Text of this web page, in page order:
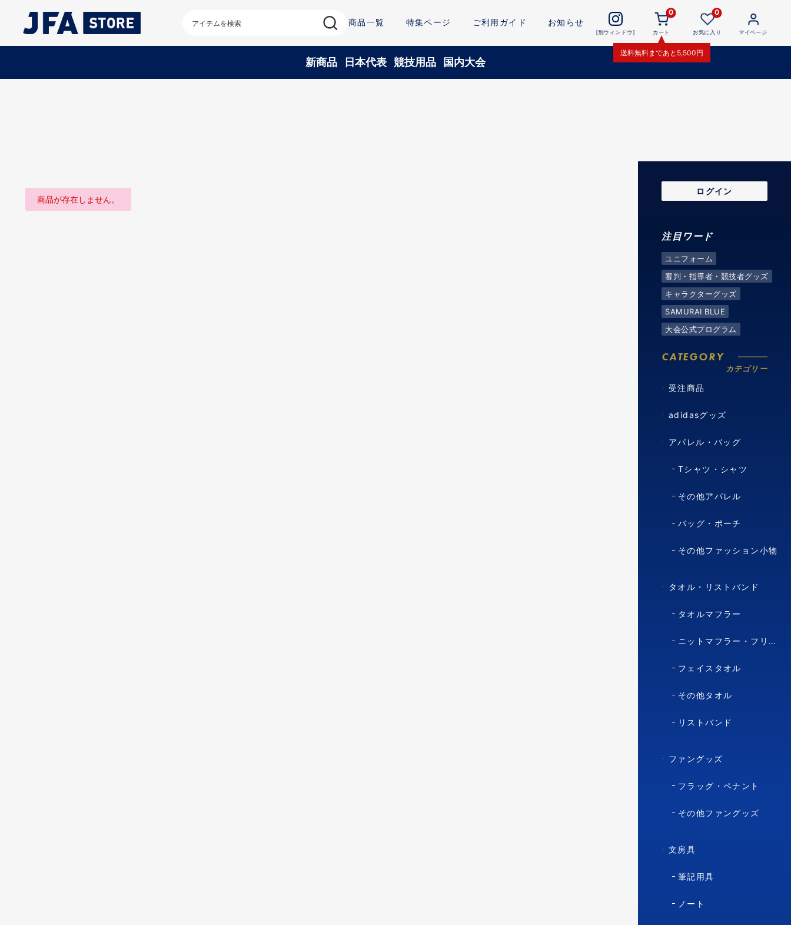
商品一覧 特集ページ ご利用ガイド お知らせ
[別ウィンドウ]
0
カート
送料無料まであと 5,500円
0
お気に入り マイページ
新商品 日本代表 競技用品 国内大会
商品が存在しません。
ログイン
注目ワード
ユニフォーム
審判・指導者・競技者グッズ
キャラクターグッズ
SAMURAI BLUE
大会公式プログラム
CATEGORY
カテゴリー
受注商品
adidasグッズ
アパレル・バッグ
Tシャツ・シャツ
その他アパレル
バッグ・ポーチ
その他ファッション小物
タオル・リストバンド
タオルマフラー
ニットマフラー・フリースマフラー
フェイスタオル
その他タオル
リストバンド
ファングッズ
フラッグ・ペナント
その他ファングッズ
文房具
筆記用具
ノート